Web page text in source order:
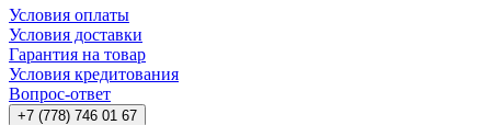
Условия оплаты
Условия доставки
Гарантия на товар
Условия кредитования
Вопрос-ответ
+7 (778) 746 01 67